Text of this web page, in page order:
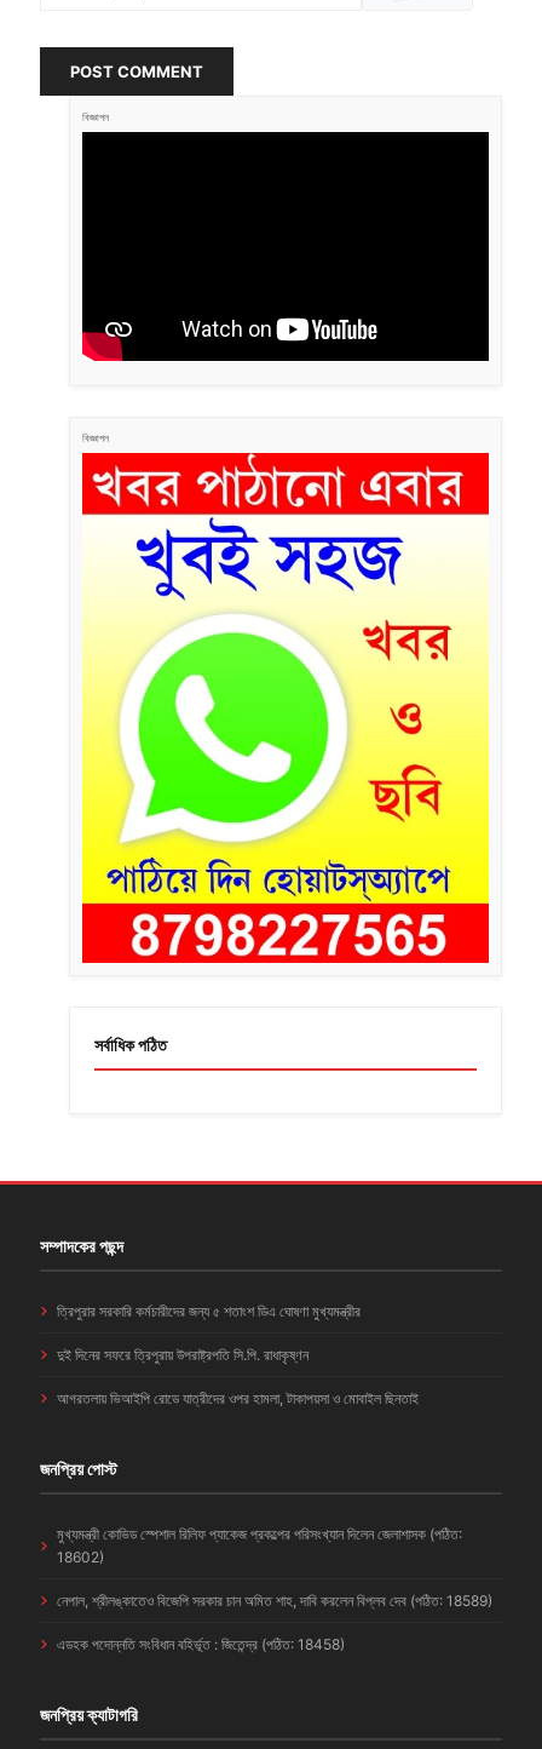
POST COMMENT
বিজ্ঞাপন
বিজ্ঞাপন
সর্বাধিক পঠিত
সম্পাদকের পছন্দ
ত্রিপুরার সরকারি কর্মচারীদের জন্য ৫ শতাংশ ডিএ ঘোষণা মুখ্যমন্ত্রীর
দুই দিনের সফরে ত্রিপুরায় উপরাষ্ট্রপতি সি.পি. রাধাকৃষ্ণন
আগরতলায় ভিআইপি রোডে যাত্রীদের ওপর হামলা, টাকাপয়সা ও মোবাইল ছিনতাই
জনপ্রিয় পোস্ট
মুখ্যমন্ত্রী কোভিড স্পেশাল রিলিফ প্যাকেজ প্রকল্পের পরিসংখ্যান দিলেন জেলাশাসক (পঠিত:
18602)
নেপাল, শ্রীলঙ্কাতেও বিজেপি সরকার চান অমিত শাহ, দাবি করলেন বিপ্লব দেব (পঠিত: 18589)
এডহক পদোন্নতি সংবিধান বহির্ভূত : জিতেন্দ্র (পঠিত: 18458)
জনপ্রিয় ক্যাটাগরি